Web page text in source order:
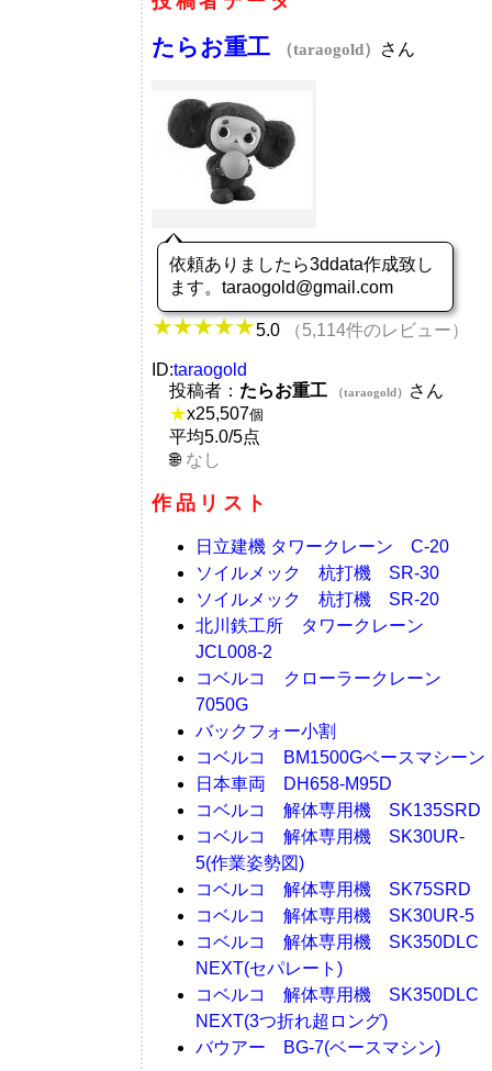
たらお重工 （taraogold） さん
依頼ありましたら3ddata作成致し
ます。taraogold@gmail.com
5.0 （5,114件のレビュー）
ID:taraogold
投稿者： たらお重工 （taraogold）
さん
★x25,507個
平均5.0/5点
なし
作品リスト
日立建機 タワークレーン C-20
ソイルメック 杭打機 SR-30
ソイルメック 杭打機 SR-20
北川鉄工所 タワークレーン
JCL008-2
コベルコ クローラークレーン
7050G
バックフォー小割
コベルコ BM1500Gベースマシーン
日本車両 DH658-M95D
コベルコ 解体専用機 SK135SRD
コベルコ 解体専用機 SK30UR-
5(作業姿勢図)
コベルコ 解体専用機 SK75SRD
コベルコ 解体専用機 SK30UR-5
コベルコ 解体専用機 SK350DLC
NEXT(セパレート)
コベルコ 解体専用機 SK350DLC
NEXT(3つ折れ超ロング)
バウアー BG-7(ベースマシン)